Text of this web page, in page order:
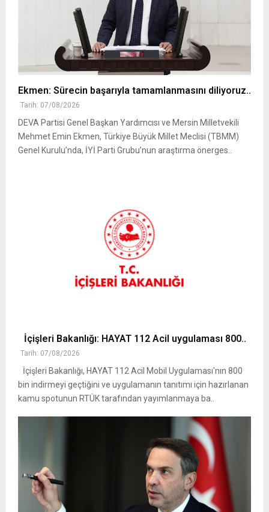
Ekmen: Sürecin başarıyla tamamlanmasını diliyoruz..
Tarih: 07/08/2026
DEVA Partisi Genel Başkan Yardımcısı ve Mersin Milletvekili
Mehmet Emin Ekmen, Türkiye Büyük Millet Meclisi (TBMM)
Genel Kurulu’nda, İYİ Parti Grubu’nun araştırma önerges..
İçişleri Bakanlığı: HAYAT 112 Acil uygulaması 800..
Tarih: 07/08/2026
İçişleri Bakanlığı, HAYAT 112 Acil Mobil Uygulaması'nın 800
bin indirmeyi geçtiğini ve uygulamanın tanıtımı için hazırlanan
kamu spotunun RTÜK tarafından yayımlanmaya ba..